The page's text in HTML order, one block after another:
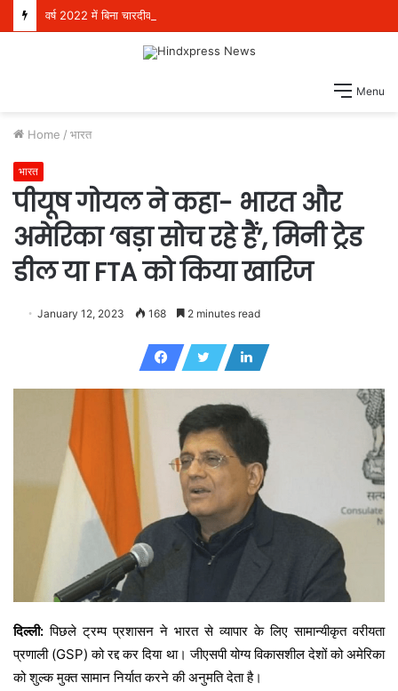
Menu
Home / भारत
भारत
पीयूष गोयल ने कहा- भारत और
अमेरिका ‘बड़ा सोच रहे हैं’, मिनी ट्रेड
डील या FTA को किया खारिज
January 12, 2023 168 2 minutes read
दिल्ली: पिछले ट्रम्प प्रशासन ने भारत से व्यापार के लिए सामान्यीकृत वरीयता
प्रणाली (GSP) को रद्द कर दिया था। जीएसपी योग्य विकासशील देशों को अमेरिका
को शुल्क मुक्त सामान निर्यात करने की अनुमति देता है।